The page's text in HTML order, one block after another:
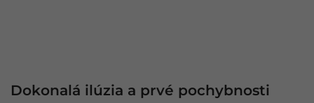
Dokonalá ilúzia a prvé pochybnosti